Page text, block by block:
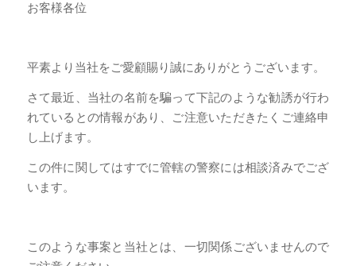
お客様各位
平素より当社をご愛顧賜り誠にありがとうございます。
さて最近、当社の名前を騙って下記のような勧誘が行わ
れているとの情報があり、ご注意いただきたくご連絡申
し上げます。
この件に関してはすでに管轄の警察には相談済みでござ
います。
このような事案と当社とは、一切関係ございませんので